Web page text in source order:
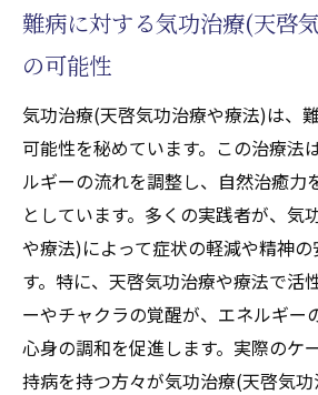
難病に対する気功治療(天啓
の可能性
気功治療(天啓気功治療や療法)は、
可能性を秘めています。この治療法
ルギーの流れを調整し、自然治癒力
としています。多くの実践者が、気
や療法)によって症状の軽減や精神
す。特に、天啓気功治療や療法で活
ーやチャクラの覚醒が、エネルギー
心身の調和を促進します。実際のケ
持病を持つ方々が気功治療(天啓気